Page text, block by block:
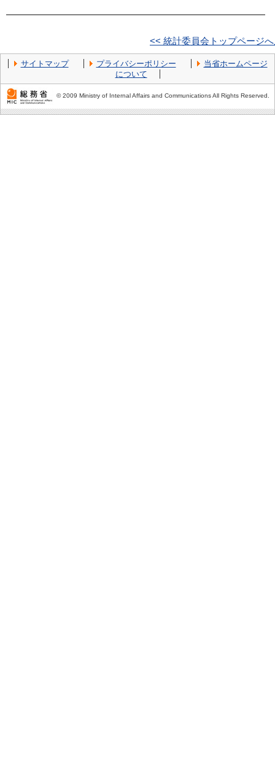
<< 統計委員会トップページ
サイトマップ プライバシーポリシー
当省ホームページ
について
© 2009 Ministry of Internal Affairs and Communications All Rights Reserved.